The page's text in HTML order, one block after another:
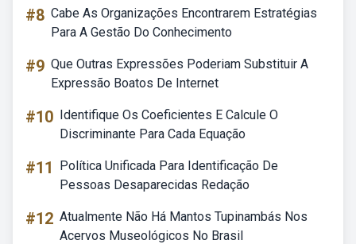
#8 Cabe As Organizações Encontrarem Estratégias
Para A Gestão Do Conhecimento
#9 Que Outras Expressões Poderiam Substituir A
Expressão Boatos De Internet
#10 Identifique Os Coeficientes E Calcule O
Discriminante Para Cada Equação
#11
Política Unificada Para Identificação De
Pessoas Desaparecidas Redação
#12 Atualmente Não Há Mantos Tupinambás Nos
Acervos Museológicos No Brasil